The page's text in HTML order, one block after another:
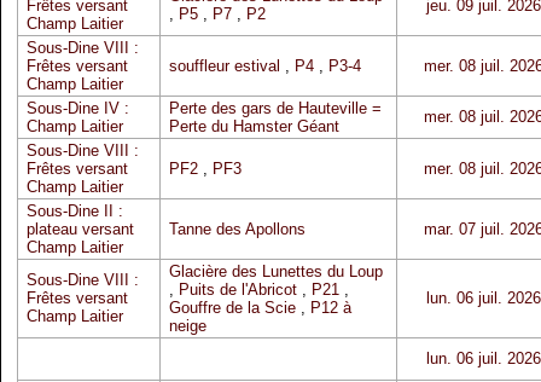
Frêtes versant
Champ Laitier
, P5, P7, P2 jeu. 09 juil. 2026
Sous-Dine VIII :
Frêtes versant
Champ Laitier
souffleur estival , P4, P3-4 mer. 08 juil.
Sous-Dine IV :
Champ Laitier
Perte des gars de Hauteville =
Perte du Hamster Géant
mer. 08 juil.
Sous-Dine VIII :
Frêtes versant
Champ Laitier
PF2, PF3 mer. 08 juil.
Sous-Dine II :
plateau versant
Champ Laitier
Tanne des Apollons mar. 07 juil.
Sous-Dine VIII :
Frêtes versant
Champ Laitier
Glacière des Lunettes du Loup
, Puits de l'Abricot, P21,
Gouffre de la Scie, P12 à
neige
lun. 06 juil. 2026
lun. 06 juil. 2026